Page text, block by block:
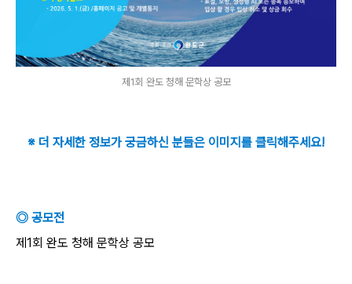
제1회 완도 청해 문학상 공모
※ 더 자세한 정보가 궁금하신 분들은 이미지를 클릭해주세요!
◎ 공모전
제1회 완도 청해 문학상 공모